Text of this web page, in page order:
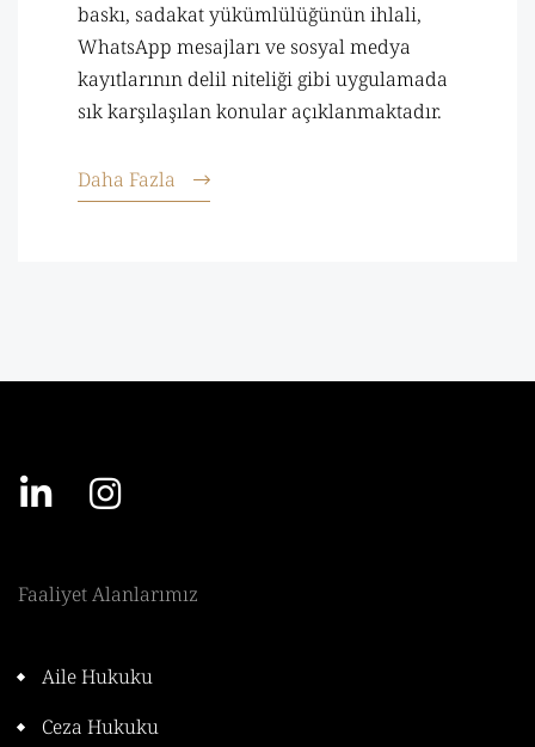
baskı, sadakat yükümlülüğünün ihlali,
WhatsApp mesajları ve sosyal medya
kayıtlarının delil niteliği gibi uygulamada
sık karşılaşılan konular açıklanmaktadır.
Daha Fazla
Faaliyet Alanlarımız
Aile Hukuku
Ceza Hukuku